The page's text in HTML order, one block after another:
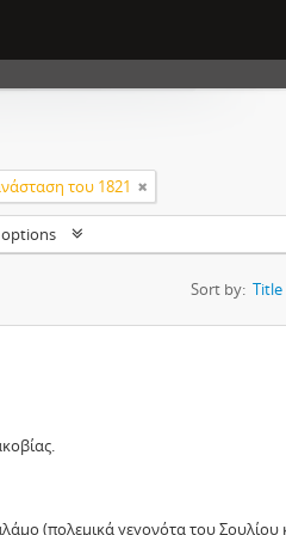
του 1821
options
Sort by: Title
(πολεμικά γεγονότα του